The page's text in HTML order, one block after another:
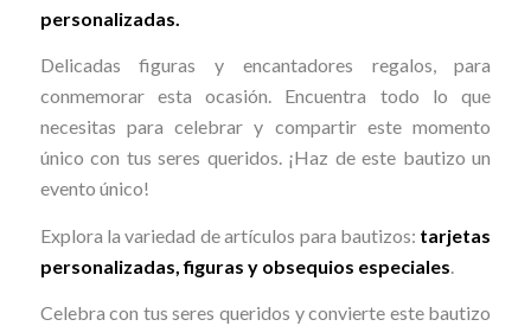
personalizadas.
Delicadas figuras y encantadores regalos, para
conmemorar esta ocasión. Encuentra todo lo que
necesitas para celebrar y compartir este momento
único con tus seres queridos. ¡Haz de este bautizo un
evento único!
Explora la variedad de artículos para bautizos: tarjetas
personalizadas, figuras y obsequios especiales
Celebra con tus seres queridos y convierte este bautizo